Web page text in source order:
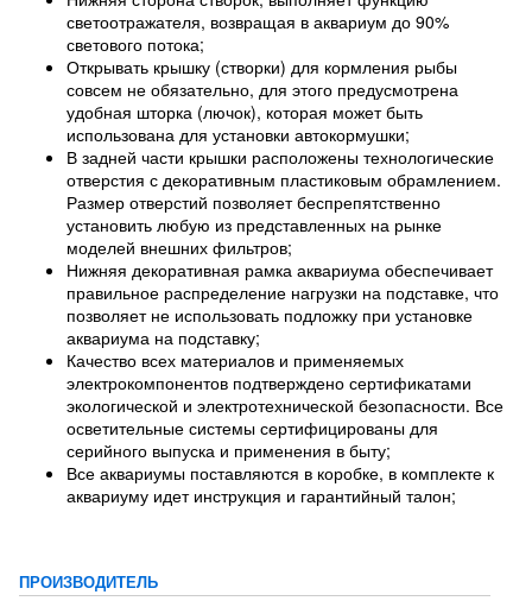
светоотражателя, возвращая в аквариум до 90%
светового потока;
Открывать крышку (створки) для кормления рыбы
совсем не обязательно, для этого предусмотрена
удобная шторка (лючок), которая может быть
использована для установки автокормушки;
В задней части крышки расположены технологические
отверстия с декоративным пластиковым обрамлением.
Размер отверстий позволяет беспрепятственно
установить любую из представленных на рынке
моделей внешних фильтров;
Нижняя декоративная рамка аквариума обеспечивает
правильное распределение нагрузки на подставке, что
позволяет не использовать подложку при установке
аквариума на подставку;
Качество всех материалов и применяемых
электрокомпонентов подтверждено сертификатами
экологической и электротехнической безопасности. Все
осветительные системы сертифицированы для
серийного выпуска и применения в быту;
Все аквариумы поставляются в коробке, в комплекте к
аквариуму идет инструкция и гарантийный талон;
ПРОИЗВОДИТЕЛЬ